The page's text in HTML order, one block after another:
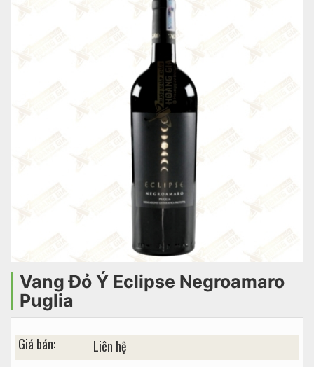
Vang Đỏ Ý Eclipse Negroamaro
Puglia
Giá bán: Liên hệ